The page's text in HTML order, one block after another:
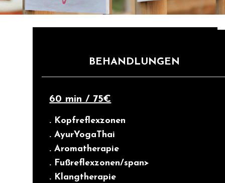
BEHANDLUNGEN
60 min / 75€
. Kopfreflexzonen
. AyurYogaThai
. Aromatherapie
. Fußreflexzonen/span>
. Klangtherapie